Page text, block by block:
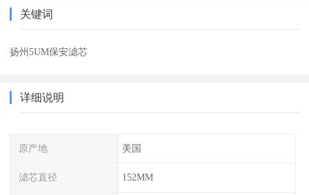
关键词
扬州5UM保安滤芯
详细说明
原产地 美国
滤芯直径 152MM